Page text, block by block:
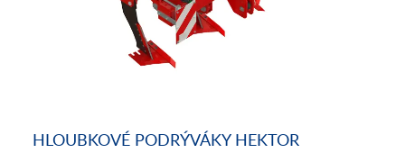
HLOUBKOVÉ PODRÝVÁKY HEKTOR